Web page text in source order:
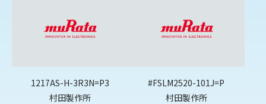
1217AS-H-3R3N=P3
村田製作所
#FSLM2520-101J=P
村田製作所